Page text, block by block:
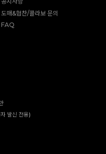
공지사항
도매&협찬/콜라보 문의
FAQ
발신 전용)